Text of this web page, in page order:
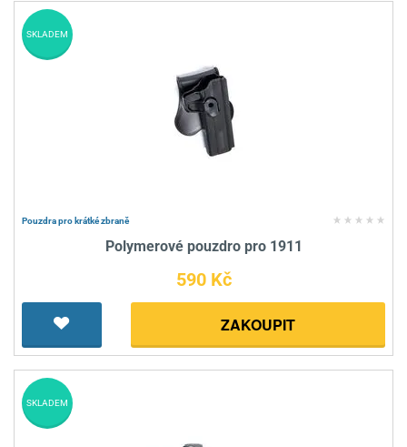
Pouzdra pro krátké zbraně
Polymerové pouzdro pro 1911
590 Kč
ZAKOUPIT
SKLADEM
SKLADEM